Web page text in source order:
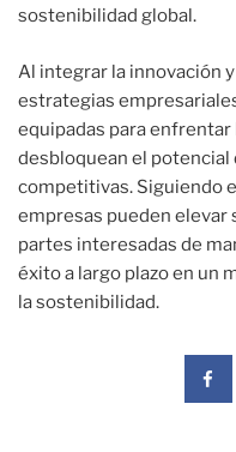
sostenibilidad global.
Al integrar la innovación
estrategias
equipadas para enfrentar
desbloquean el
competitivas. Siguiendo
empresas pueden elevar
partes interesadas de
éxito a largo plazo en un
la sostenibilidad.